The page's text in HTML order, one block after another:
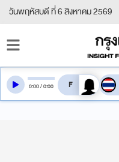
วันพฤหัสบดี ที่ 6 สิงหาคม 2569
0:00/0:00 สลับเสียงอ่าน